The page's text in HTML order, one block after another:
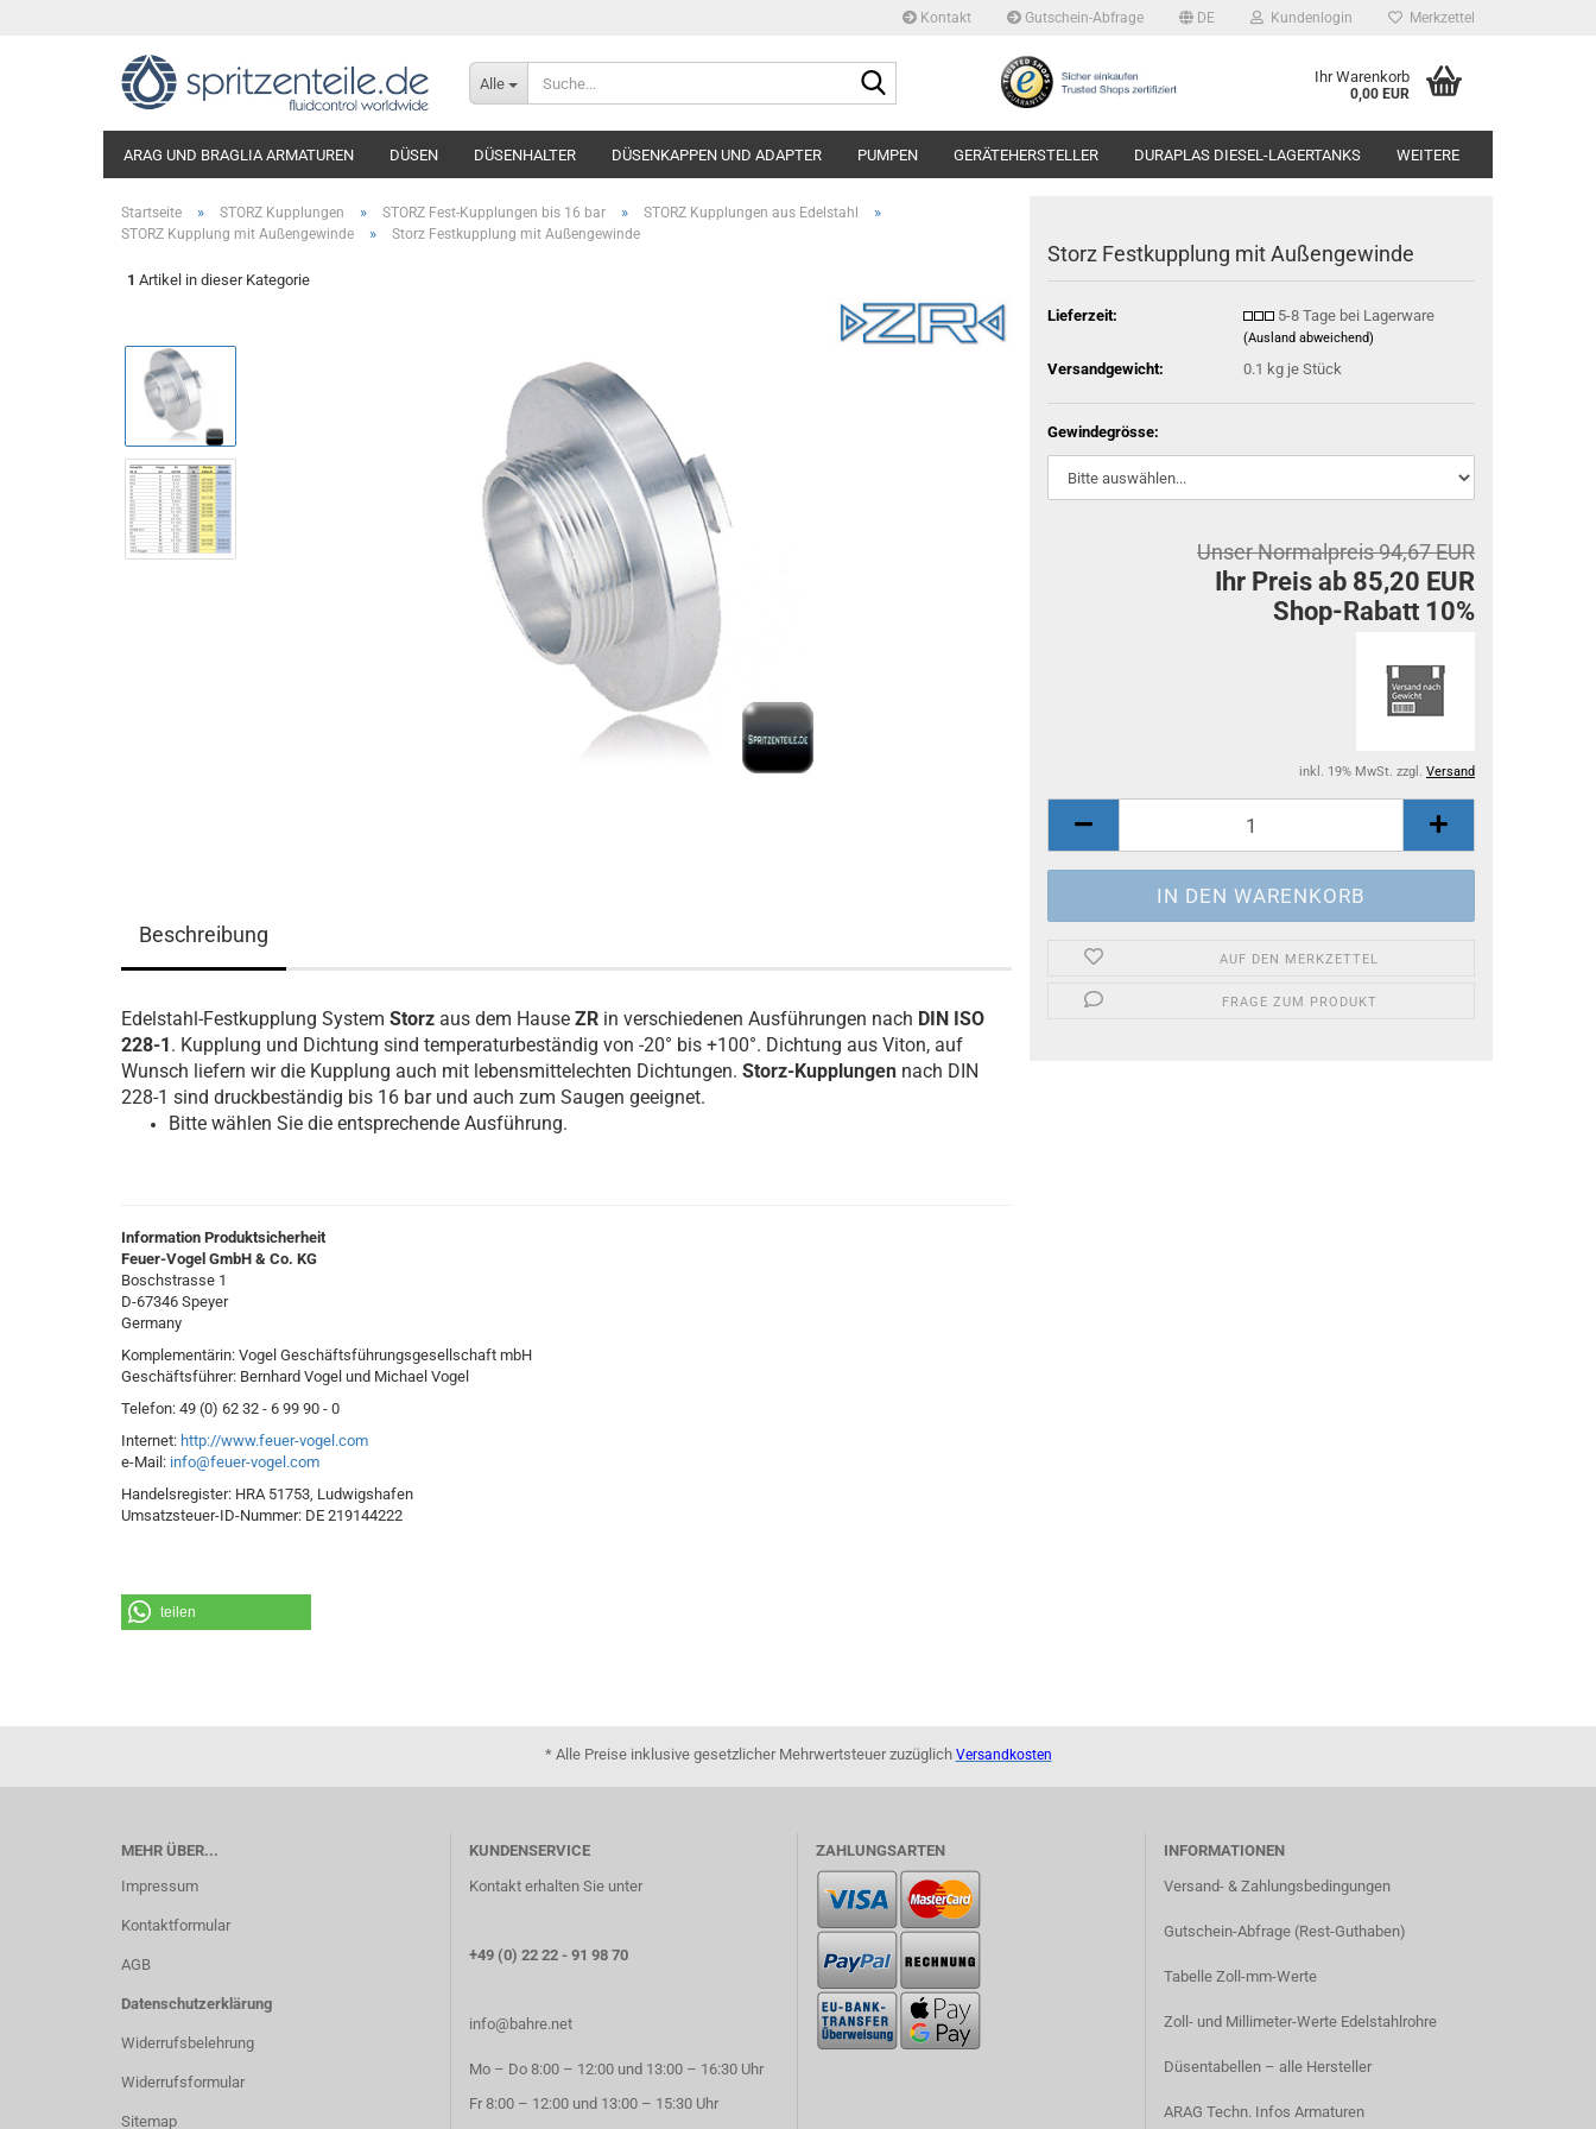
Kontakt Gutschein-Abfrage DE Kundenlogin Merkzettel
Alle Ihr Warenkorb
0,00 EUR
ARAG UND BRAGLIA ARMATUREN DÜSEN DÜSENHALTER DÜSENKAPPEN UND ADAPTER PUMPEN GERÄTEHERSTELLER DURAPLAS DIESEL-LAGERTANKS WEITERE
Startseite » STORZ Kupplungen » STORZ Fest-Kupplungen bis 16 bar » STORZ Kupplungen aus Edelstahl »
STORZ Kupplung mit Außengewinde » Storz Festkupplung mit Außengewinde
1 Artikel in dieser Kategorie
Storz Festkupplung mit Außengewinde
Lieferzeit: 5-8 Tage bei Lagerware
(Ausland abweichend)
Versandgewicht: 0.1 kg je Stück
Gewindegrösse:
Unser Normalpreis 94,67 EUR
Ihr Preis ab 85,20 EUR
Shop-Rabatt 10%
inkl. 19% MwSt. zzgl. Versand
AUF DEN MERKZETTEL
FRAGE ZUM PRODUKT
Beschreibung
Edelstahl-Festkupplung System Storz aus dem Hause ZR in verschiedenen Ausführungen nach DIN ISO
228-1. Kupplung und Dichtung sind temperaturbeständig von -20° bis +100°. Dichtung aus Viton, auf
Wunsch liefern wir die Kupplung auch mit lebensmittelechten Dichtungen. Storz-Kupplungen nach DIN
228-1 sind druckbeständig bis 16 bar und auch zum Saugen geeignet.
Bitte wählen Sie die entsprechende Ausführung.
Information Produktsicherheit
Feuer-Vogel GmbH & Co. KG
Boschstrasse 1
D-67346 Speyer
Germany
Komplementärin: Vogel Geschäftsführungsgesellschaft mbH
Geschäftsführer: Bernhard Vogel und Michael Vogel
Telefon: 49 (0) 62 32 - 6 99 90 - 0
Internet: http://www.feuer-vogel.com
e-Mail: info@feuer-vogel.com
Handelsregister: HRA 51753, Ludwigshafen
Umsatzsteuer-ID-Nummer: DE 219144222
teilen
* Alle Preise inklusive gesetzlicher Mehrwertsteuer zuzüglich Versandkosten
MEHR ÜBER...
Impressum
Kontaktformular
AGB
Datenschutzerklärung
Widerrufsbelehrung
Widerrufsformular
Sitemap
KUNDENSERVICE
Kontakt erhalten Sie unter
+49 (0) 22 22 - 91 98 70
info@bahre.net
Mo – Do 8:00 – 12:00 und 13:00 – 16:30 Uhr
Fr 8:00 – 12:00 und 13:00 – 15:30 Uhr
ZAHLUNGSARTEN
INFORMATIONEN
Versand- & Zahlungsbedingungen​
Gutschein-Abfrage (Rest-Guthaben)
Tabelle Zoll-mm-Werte
Zoll- und Millimeter-Werte Edelstahlrohre
Düsentabellen – alle Hersteller
ARAG Techn. Infos Armaturen